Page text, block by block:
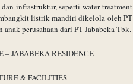
infrastruktur, seperti water treatment
listrik mandiri dikelola oleh PT
perusahaan dari PT Jababeka Tbk.
– JABABEKA RESIDENCE
& FACILITIES